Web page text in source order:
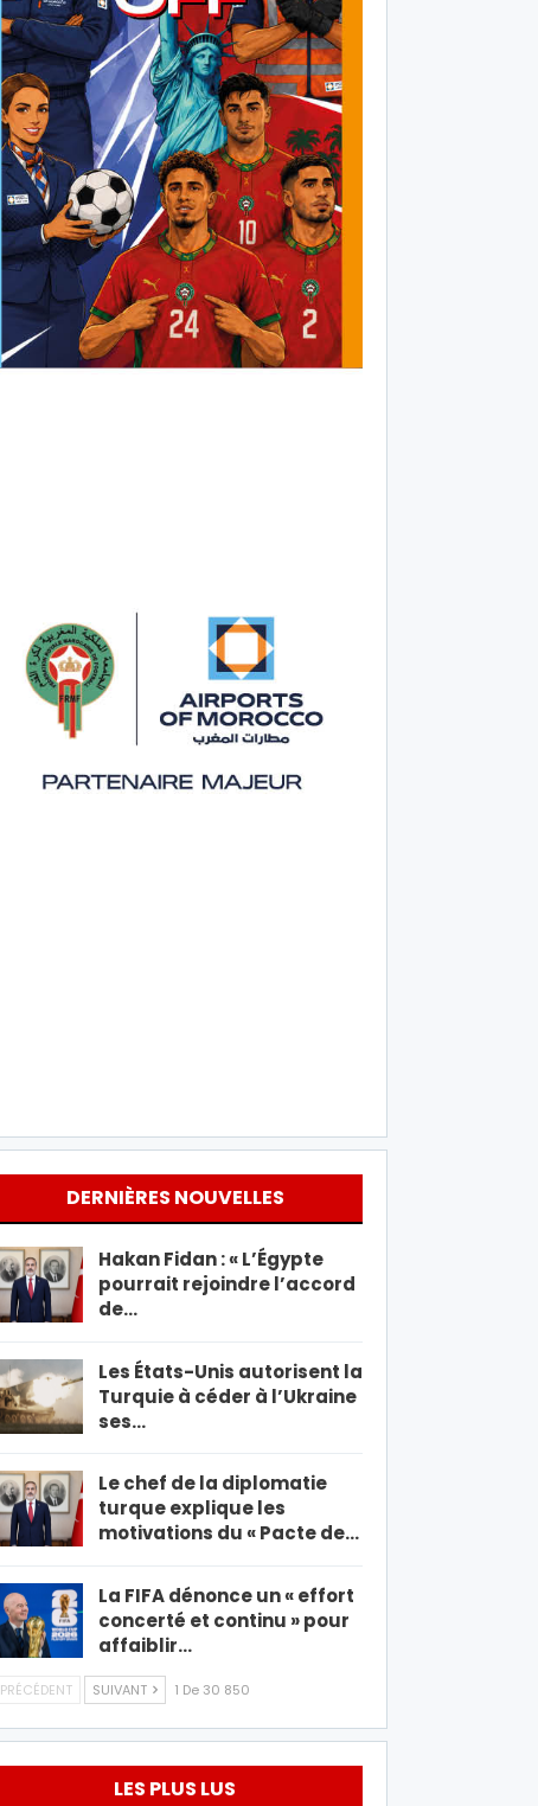
DERNIÈRES NOUVELLES
Hakan Fidan : « L’Égypte
pourrait rejoindre l’accord
de…
Les États-Unis autorisent la
Turquie à céder à l’Ukraine
ses…
Le chef de la diplomatie
turque explique les
motivations du « Pacte de…
La FIFA dénonce un « effort
concerté et continu » pour
affaiblir…
PRÉCÉDENT SUIVANT 1 De 30 850
LES PLUS LUS